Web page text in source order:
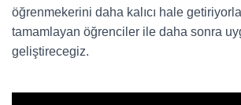
öğrenmekerini daha kalıcı hale
tamamlayan öğrenciler ile daha sonra
geliştirecegiz.